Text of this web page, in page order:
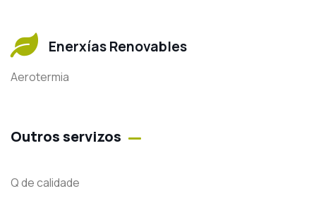
Enerxías Renovables
Aerotermia
Outros servizos
Q de calidade